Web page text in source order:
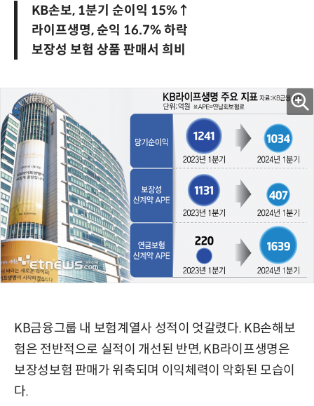
KB손보, 1분기 순이익 15%↑
라이프생명, 순익 16.7% 하락
보장성 보험 상품 판매서 희비
KB금융그룹 내 보험계열사 성적이 엇갈렸다. KB손해보
험은 전반적으로 실적이 개선된 반면, KB라이프생명은
보장성보험 판매가 위축되며 이익체력이 악화된 모습이
다.